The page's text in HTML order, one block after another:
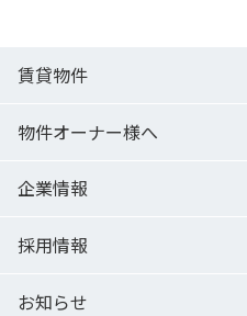
賃貸物件
物件オーナー様へ
企業情報
採用情報
お知らせ